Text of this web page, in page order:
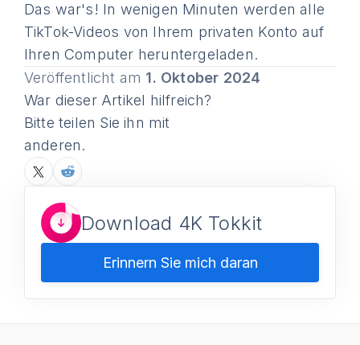
Das war's! In wenigen Minuten werden alle
TikTok-Videos von Ihrem privaten Konto auf
Ihren Computer heruntergeladen.
Veröffentlicht am 1. Oktober 2024
War dieser Artikel hilfreich?
Bitte teilen Sie ihn mit
anderen.
Download 4K Tokkit
Erinnern Sie mich daran